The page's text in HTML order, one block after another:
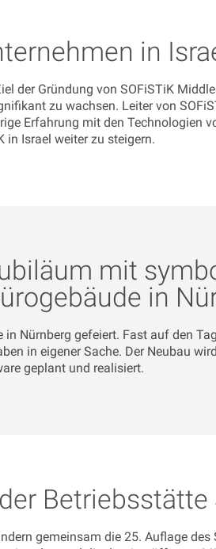
in
der Gründung von SOFiSTiK
zu wachsen. Leiter von
Erfahrung mit den Technologien
in Israel weiter zu steigern.
mit
in
Nürnberg gefeiert. Fast auf den
in eigener Sache. Der Neubau
geplant und realisiert.
Betriebsstätte
gemeinsam die 25. Auflage des